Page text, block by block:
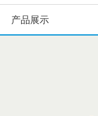
产品展示